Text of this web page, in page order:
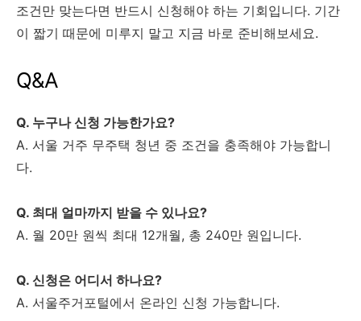
조건만 맞는다면 반드시 신청해야 하는 기회입니다. 기간
이 짧기 때문에 미루지 말고 지금 바로 준비해보세요.
Q&A
Q. 누구나 신청 가능한가요?
A. 서울 거주 무주택 청년 중 조건을 충족해야 가능합니
다.
Q. 최대 얼마까지 받을 수 있나요?
A. 월 20만 원씩 최대 12개월, 총 240만 원입니다.
Q. 신청은 어디서 하나요?
A. 서울주거포털에서 온라인 신청 가능합니다.